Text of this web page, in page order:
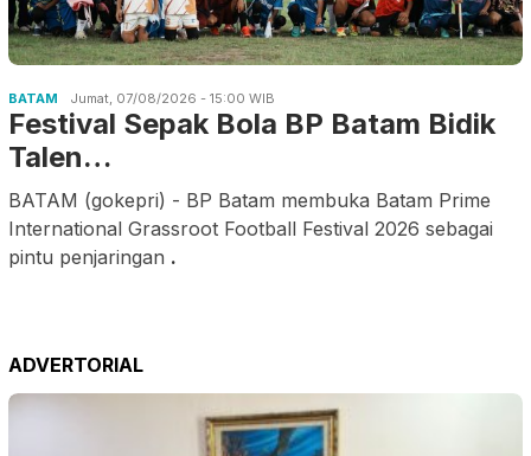
BATAM Jumat, 07/08/2026 - 15:00 WIB
Festival Sepak Bola BP Batam Bidik
Talen…
BATAM (gokepri) - BP Batam membuka Batam Prime
International Grassroot Football Festival 2026 sebagai
pintu penjaringan .
ADVERTORIAL